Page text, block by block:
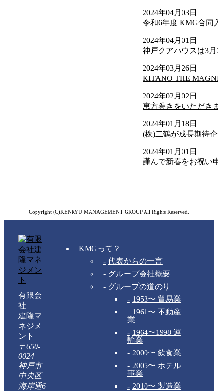
2024年04月03日
令和6年度 KMG合同
2024年04月01日
神戸クアハウスは3
2024年03月26日
KITANO THE
2024年02月02日
恵方巻きをいただき
2024年01月18日
(株)二鶴が成長期待
2024年01月01日
謹んで新春をお祝い
Copyright (C)KENRYU MANAGEMENT GROUP All Rights Reserved.
有限会
社
建隆マ
ネジメ
ント
〒650-
0024
神戸市
中央区
海岸通6
KMGって？
代表からの一言
グループ会社概要
グループの道のり
1953〜 貿易業
1961〜 不動産
業
1964〜1998 運
輸業
2000〜 飲食業
2005〜 ホテル
事業
2010〜 製造業